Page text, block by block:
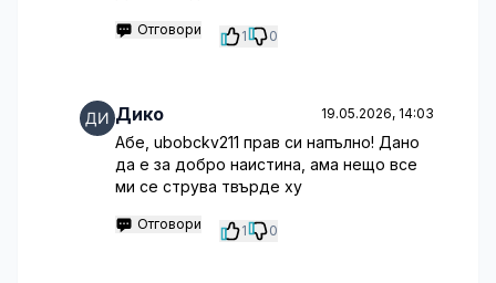
Отговори 1 0
Дико 19.05.2026, 14:03
Абе, ubobckv211 прав си напълно! Дано
да е за добро наистина, ама нещо все
ми се струва твърде ху
Отговори 1 0